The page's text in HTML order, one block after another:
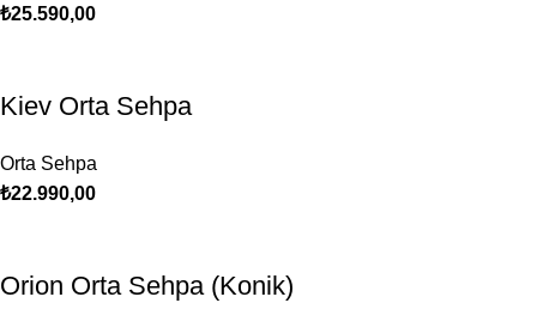
₺25.590,00
Kiev Orta Sehpa
Orta Sehpa
₺22.990,00
Orion Orta Sehpa (Konik)